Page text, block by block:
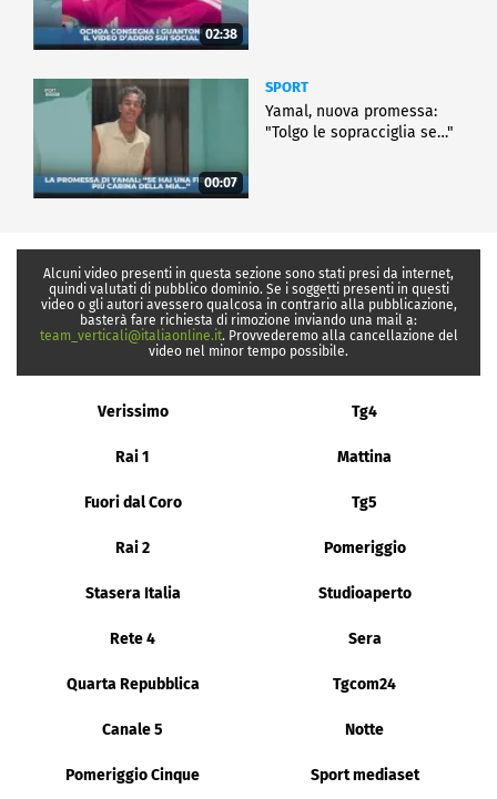
02:38
00:07
SPORT
Yamal, nuova promessa:
"Tolgo le sopracciglia se…"
Alcuni video presenti in questa sezione sono stati presi da internet,
quindi valutati di pubblico dominio. Se i soggetti presenti in questi
video o gli autori avessero qualcosa in contrario alla pubblicazione,
basterà fare richiesta di rimozione inviando una mail a:
team_verticali@italiaonline.it. Provvederemo alla cancellazione del
video nel minor tempo possibile.
Verissimo Tg4
Rai 1 Mattina
Fuori dal Coro Tg5
Rai 2 Pomeriggio
Stasera Italia Studioaperto
Rete 4 Sera
Quarta Repubblica Tgcom24
Canale 5 Notte
Pomeriggio Cinque Sport mediaset